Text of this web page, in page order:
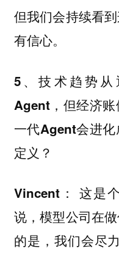
但我们会持续看
有信心。
5、技术趋势从
Agent，但经济
一代Agent会进
定义？
Vincent： 这是
说，模型公司在
的是，我们会尽